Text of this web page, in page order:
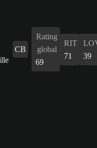
CB
Rating
global
69
RIT
71
39